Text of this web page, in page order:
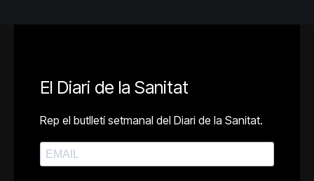
El Diari de la Sanitat
Rep el butlletí setmanal del Diari de la Sanitat.